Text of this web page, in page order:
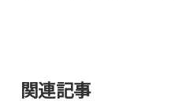
関連記事